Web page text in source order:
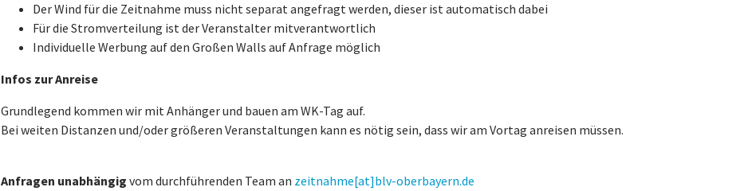
Der Wind für die Zeitnahme muss nicht separat angefragt werden, dieser ist automatisch dabei
Für die Stromverteilung ist der Veranstalter mitverantwortlich
Individuelle Werbung auf den Großen Walls auf Anfrage möglich
Infos zur Anreise
Grundlegend kommen wir mit Anhänger und bauen am WK-Tag auf.
Bei weiten Distanzen und/oder größeren Veranstaltungen kann es nötig sein, dass wir am Vortag anreisen müssen.
Anfragen unabhängig vom durchführenden Team an zeitnahme[at]blv-oberbayern.de